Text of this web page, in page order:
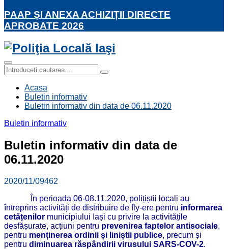
PAAP ȘI ANEXA ACHIZIȚII DIRECTE
APROBATE 2026
Facebook
Twitter
Youtube
Primary
Menu
Search
for:
Search
Acasa
Buletin informativ
Buletin informativ din data de 06.11.2020
Buletin informativ
Buletin informativ din data de
06.11.2020
2020/11/09462
În perioada 06-08.11.2020, polițiștii locali au
întreprins activități de distribuire de fly-ere pentru informarea
cetățenilor municipiului Iași cu privire la activitățile
desfășurate, acțiuni pentru prevenirea faptelor antisociale,
pentru menținerea ordinii și liniștii publice, precum și
pentru diminuarea răspândirii virusului SARS-COV-2.